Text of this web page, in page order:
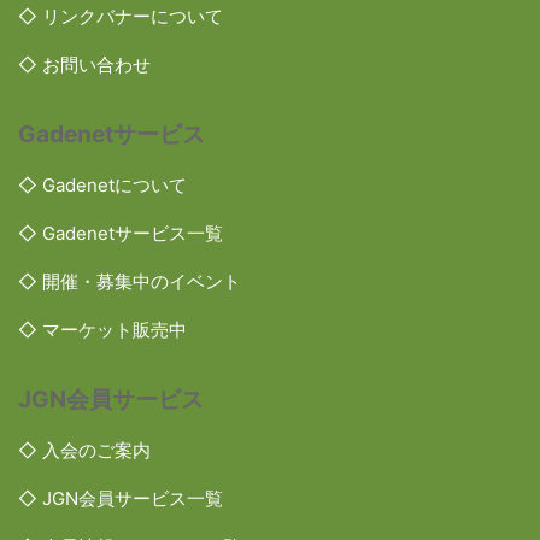
◇ リンクバナーについて
◇ お問い合わせ
Gadenetサービス
◇ Gadenetについて
◇ Gadenetサービス一覧
◇ 開催・募集中のイベント
◇ マーケット販売中
JGN会員サービス
◇ 入会のご案内
◇ JGN会員サービス一覧